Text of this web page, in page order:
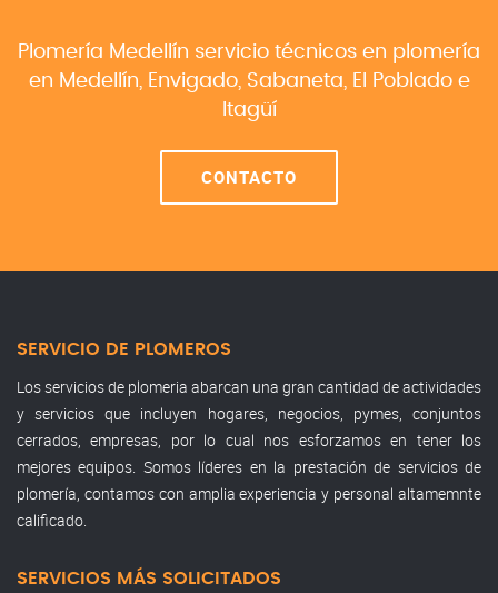
Plomería Medellín servicio técnicos en plomería
en Medellín, Envigado, Sabaneta, El Poblado e
Itagüí
CONTACTO
SERVICIO DE PLOMEROS
Los servicios de plomeria abarcan una gran cantidad de actividades
y servicios que incluyen hogares, negocios, pymes, conjuntos
cerrados, empresas, por lo cual nos esforzamos en tener los
mejores equipos. Somos líderes en la prestación de servicios de
plomería, contamos con amplia experiencia y personal altamemnte
calificado.
SERVICIOS MÁS SOLICITADOS